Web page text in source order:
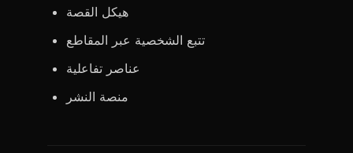
هيكل القصة
تتبع الشخصية عبر المقاطع
عناصر تفاعلية
منصة النشر